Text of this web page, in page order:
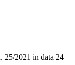
25/2021 in data 24